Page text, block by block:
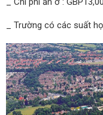
_ Trường có các suất